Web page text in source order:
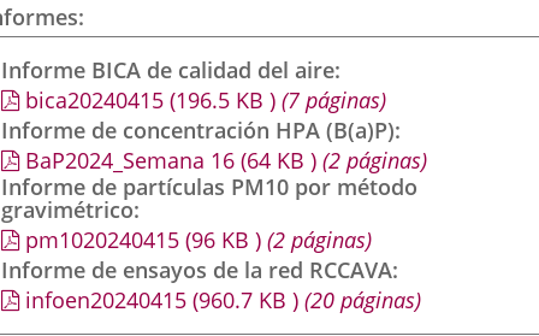
externa.externa.
Informe BICA de calidad del aire
bica20240415 (196.5 KB ) (7 páginas)
Informe de concentración HPA (B(a)P)
BaP2024_Semana 16 (64 KB ) (2 páginas)
Informe de partículas PM10 por método
gravimétrico
pm1020240415 (96 KB ) (2 páginas)
Informe de ensayos de la red RCCAVA
infoen20240415 (960.7 KB ) (20 páginas)